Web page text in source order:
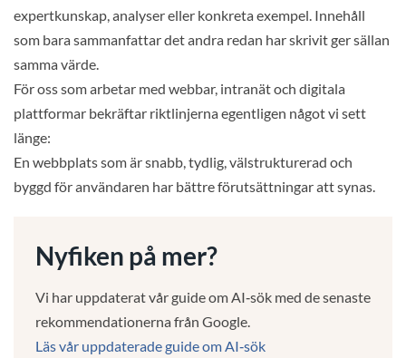
expertkunskap, analyser eller konkreta exempel. Innehåll
som bara sammanfattar det andra redan har skrivit ger sällan
samma värde.
För oss som arbetar med webbar, intranät och digitala
plattformar bekräftar riktlinjerna egentligen något vi sett
länge:
En webbplats som är snabb, tydlig, välstrukturerad och
byggd för användaren har bättre förutsättningar att synas.
Nyfiken på mer?
Vi har uppdaterat vår guide om AI‑sök med de senaste
rekommendationerna från Google.
Läs vår uppdaterade guide om AI‑sök